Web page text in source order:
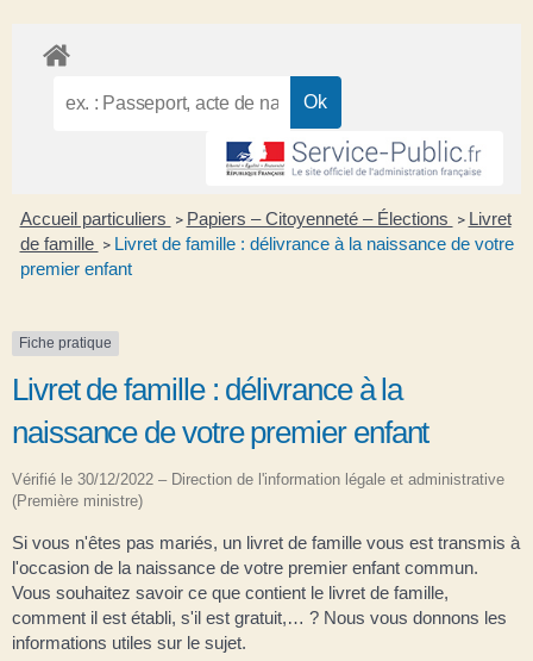
Accueil particuliers > Papiers – Citoyenneté – Élections > Livret
de famille > Livret de famille : délivrance à la naissance de votre
premier enfant
Fiche pratique
Livret de famille : délivrance à la
naissance de votre premier enfant
Vérifié le 30/12/2022 – Direction de l'information légale et administrative
(Première ministre)
Si vous n'êtes pas mariés, un livret de famille vous est transmis à
l'occasion de la naissance de votre premier enfant commun.
Vous souhaitez savoir ce que contient le livret de famille,
comment il est établi, s'il est gratuit,… ? Nous vous donnons les
informations utiles sur le sujet.